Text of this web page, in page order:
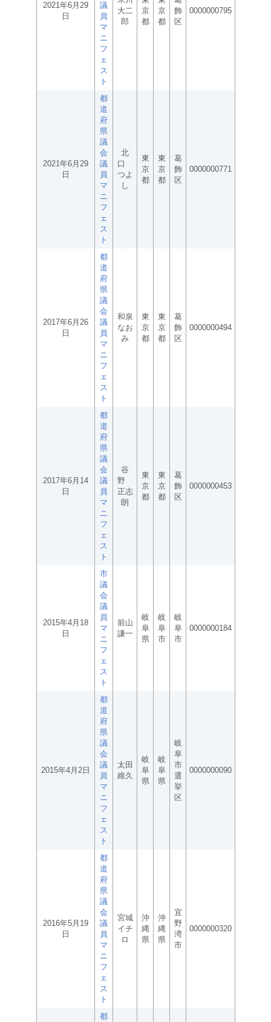
2021年6月29
日
議
員
マ
ニ
フ
ェ
ス
ト
大二
郎
京
都
京
都
飾
区
0000000795
2021年6月29
日
都
道
府
県
議
会
議
員
マ
ニ
フ
ェ
ス
ト
北
口
つよ
し
東
京
都
東
京
都
葛
飾
区
0000000771
2017年6月26
日
都
道
府
県
議
会
議
員
マ
ニ
フ
ェ
ス
ト
和泉
なお
み
東
京
都
東
京
都
葛
飾
区
0000000494
2017年6月14
日
都
道
府
県
議
会
議
員
マ
ニ
フ
ェ
ス
ト
谷
野
正志
朗
東
京
都
東
京
都
葛
飾
区
0000000453
2015年4月18
日
市
議
会
議
員
マ
ニ
フ
ェ
ス
ト
前山
謙一
岐
阜
県
岐
阜
市
岐
阜
市
0000000184
2015年4月2日
都
道
府
県
議
会
議
員
マ
ニ
フ
ェ
ス
ト
太田
維久
岐
阜
県
岐
阜
県
岐
阜
市
選
挙
区
0000000090
2016年5月19
日
都
道
府
県
議
会
議
員
マ
ニ
フ
ェ
ス
ト
宮城
イチ
ロ
沖
縄
県
沖
縄
県
宜
野
湾
市
0000000320
都